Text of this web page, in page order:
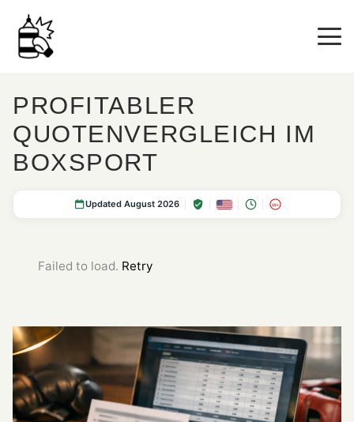
PROFITABLER
QUOTENVERGLEICH IM
BOXSPORT
Updated August 2026 18+
Failed to load. Retry